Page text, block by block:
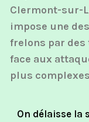
Clermont-sur-
impose une
frelons par
face aux
plus
On délaisse la